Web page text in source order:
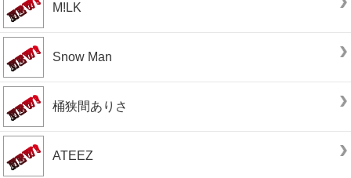
M!LK
Snow Man
桶狭間ありさ
ATEEZ